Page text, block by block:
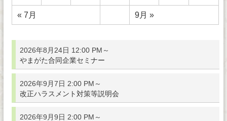
« 7月 9月 »
2026年8月24日 12:00 PM～
やまがた合同企業セミナー
2026年9月7日 2:00 PM～
改正ハラスメント対策等説明会
2026年9月9日 2:00 PM～